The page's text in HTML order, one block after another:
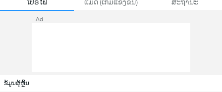
ໂປຣໄຟ ແມັດ (ເກມແຂ່ງຂັນ) ສະຖານະ
Ad
ຂໍ້ມູນຜູ້ຫຼິ້ນ